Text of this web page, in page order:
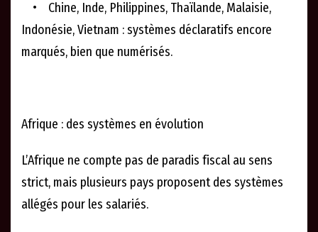
• Chine, Inde, Philippines, Thaïlande, Malaisie,
Indonésie, Vietnam : systèmes déclaratifs encore
marqués, bien que numérisés.
Afrique : des systèmes en évolution
L’Afrique ne compte pas de paradis fiscal au sens
strict, mais plusieurs pays proposent des systèmes
allégés pour les salariés.